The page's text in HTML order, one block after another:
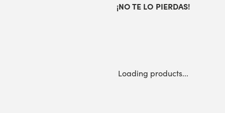
¡NO TE LO PIERDAS!
Loading products...